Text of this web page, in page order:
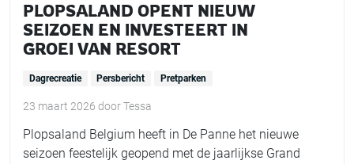
PLOPSALAND OPENT NIEUW
SEIZOEN EN INVESTEERT IN
GROEI VAN RESORT
Dagrecreatie Persbericht Pretparken
23 maart 2026 doorTessa
Plopsaland Belgium heeft in De Panne het nieuwe
seizoen feestelijk geopend met de jaarlijkse Grand